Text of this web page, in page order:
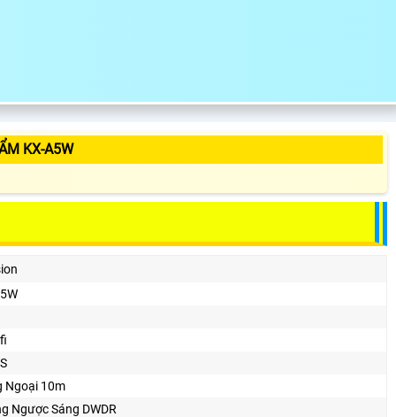
KX-A5W
Ngoại 10m
Ngược Sáng DWDR